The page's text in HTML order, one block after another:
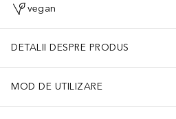
vegan
DETALII DESPRE PRODUS
MOD DE UTILIZARE